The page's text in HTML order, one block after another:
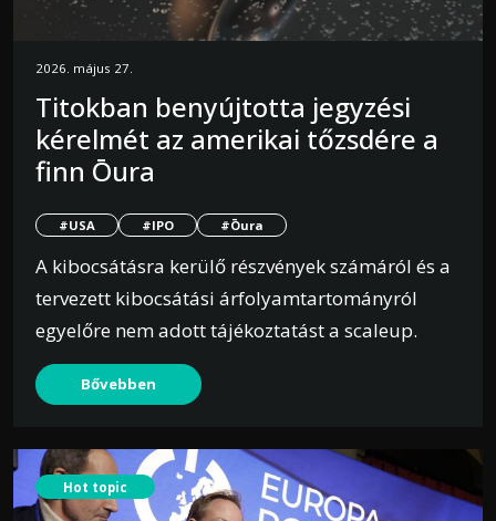
2026. május 27.
Titokban benyújtotta jegyzési
kérelmét az amerikai tőzsdére a
finn Ōura
#USA #IPO #Ōura
A kibocsátásra kerülő részvények számáról és a
tervezett kibocsátási árfolyamtartományról
egyelőre nem adott tájékoztatást a scaleup.
Bővebben
Hot topic